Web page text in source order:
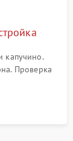
капучино.
Проверка
и